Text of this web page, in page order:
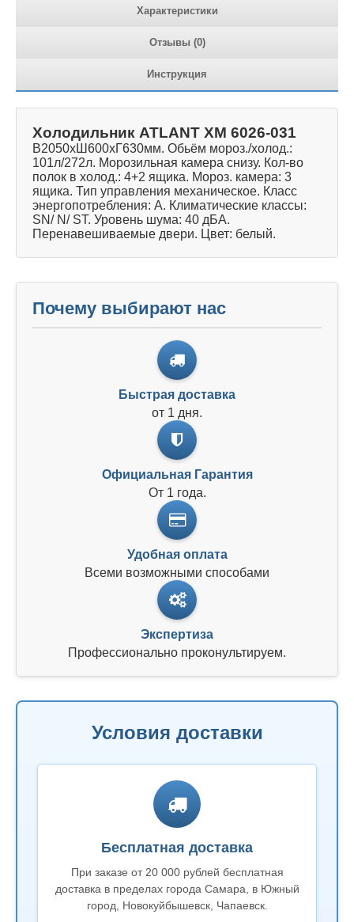
Характеристики
Отзывы (0)
Инструкция
Холодильник ATLANT ХМ 6026-031
В2050хШ600хГ630мм. Обьём мороз./холод.:
101л/272л. Морозильная камера снизу. Кол-во
полок в холод.: 4+2 ящика. Мороз. камера: 3
ящика. Тип управления механическое. Класс
энергопотребления: A. Климатические классы:
SN/ N/ ST. Уровень шума: 40 дБА.
Перенавешиваемые двери. Цвет: белый.
Почему выбирают нас
Быстрая доставка
от 1 дня.
Официальная Гарантия
От 1 года.
Удобная оплата
Всеми возможными способами
Экспертиза
Профессионально проконультируем.
Условия доставки
Бесплатная доставка
При заказе от 20 000 рублей бесплатная
доставка в пределах города Самара, в Южный
город, Новокуйбышевск, Чапаевск.